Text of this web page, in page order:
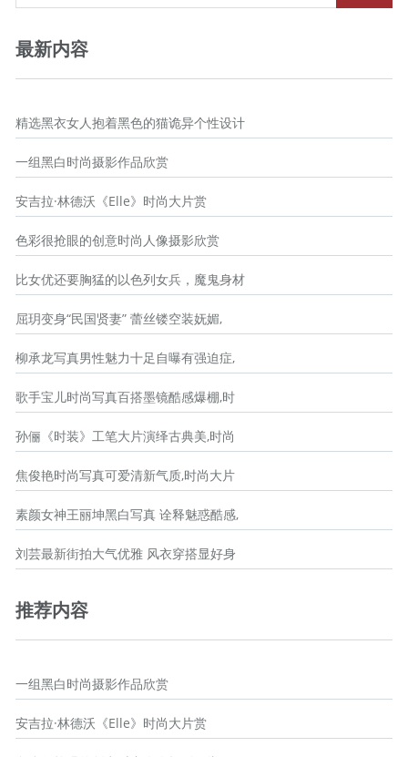
最新内容
精选黑衣女人抱着黑色的猫诡异个性设计
一组黑白时尚摄影作品欣赏
安吉拉·林德沃《Elle》时尚大片赏
色彩很抢眼的创意时尚人像摄影欣赏
比女优还要胸猛的以色列女兵，魔鬼身材
屈玥变身“民国贤妻” 蕾丝镂空装妩媚,
柳承龙写真男性魅力十足自曝有强迫症,
歌手宝儿时尚写真百搭墨镜酷感爆棚,时
孙俪《时装》工笔大片演绎古典美,时尚
焦俊艳时尚写真可爱清新气质,时尚大片
素颜女神王丽坤黑白写真 诠释魅惑酷感,
刘芸最新街拍大气优雅 风衣穿搭显好身
推荐内容
一组黑白时尚摄影作品欣赏
安吉拉·林德沃《Elle》时尚大片赏